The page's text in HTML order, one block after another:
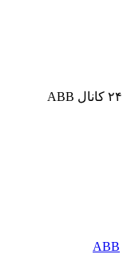
ABB